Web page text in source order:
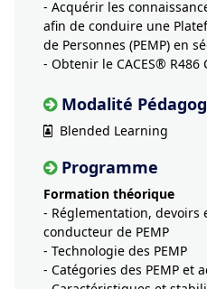
- Acquérir les
afin de conduire une
de Personnes (PEMP) en
- Obtenir le CACES® R486
Modalité
Blended Learning
Programme
Formation théorique
- Réglementation, devoirs
conducteur de PEMP
- Technologie des PEMP
- Catégories des PEMP et